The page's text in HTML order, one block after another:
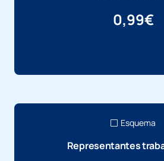
0,99€
Esquema
Representantes